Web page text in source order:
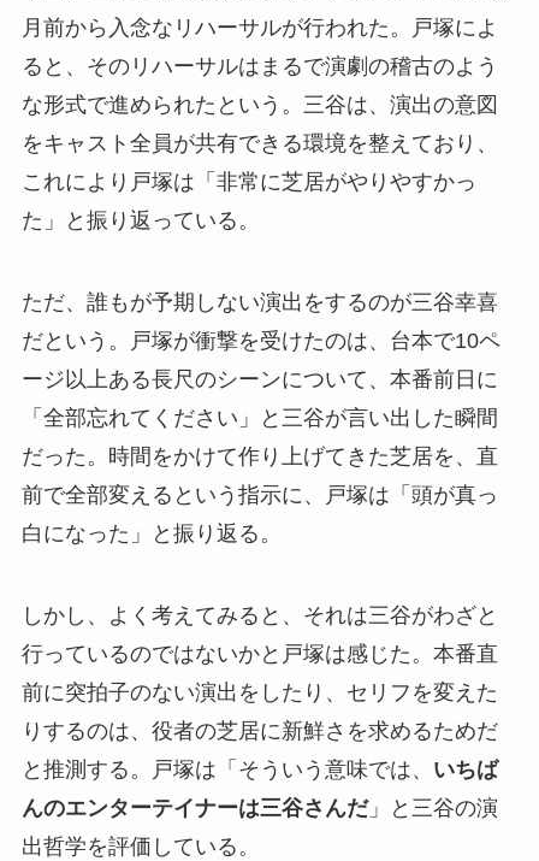
月前から入念なリハーサルが行われた。戸塚によ
ると、そのリハーサルはまるで演劇の稽古のよう
な形式で進められたという。三谷は、演出の意図
をキャスト全員が共有できる環境を整えており、
これにより戸塚は「非常に芝居がやりやすかっ
た」と振り返っている。
ただ、誰もが予期しない演出をするのが三谷幸喜
だという。戸塚が衝撃を受けたのは、台本で10ペ
ージ以上ある長尺のシーンについて、本番前日に
「全部忘れてください」と三谷が言い出した瞬間
だった。時間をかけて作り上げてきた芝居を、直
前で全部変えるという指示に、戸塚は「頭が真っ
白になった」と振り返る。
しかし、よく考えてみると、それは三谷がわざと
行っているのではないかと戸塚は感じた。本番直
前に突拍子のない演出をしたり、セリフを変えた
りするのは、役者の芝居に新鮮さを求めるためだ
と推測する。戸塚は「そういう意味では、 いちば
んのエンターテイナーは三谷さんだ」と三谷の演
出哲学を評価している。